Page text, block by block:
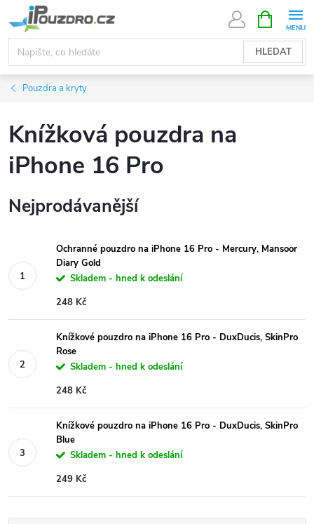
na
obsah
HLEDAT
NÁKUPNÍ
KOŠÍK
Pouzdra a kryty
Knížková pouzdra na
iPhone 16 Pro
Nejprodávanější
Ochranné pouzdro na iPhone 16 Pro - Mercury, Mansoor
Diary Gold
Skladem - hned k odeslání
248 Kč
Knížkové pouzdro na iPhone 16 Pro - DuxDucis, SkinPro
Rose
Skladem - hned k odeslání
248 Kč
Knížkové pouzdro na iPhone 16 Pro - DuxDucis, SkinPro
Blue
Skladem - hned k odeslání
249 Kč